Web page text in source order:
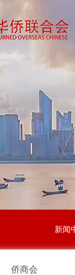
新闻
侨商会